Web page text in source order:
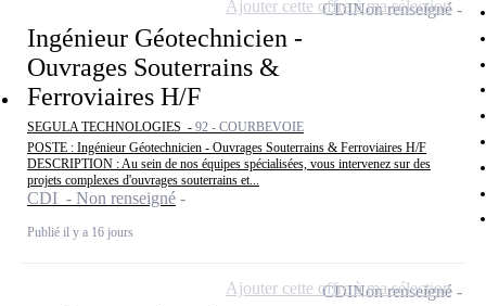
Ingénieur Géotechnicien -
Ouvrages Souterrains &
Ferroviaires H/F
SEGULA TECHNOLOGIES - 92 - COURBEVOIE
POSTE : Ingénieur Géotechnicien - Ouvrages Souterrains & Ferroviaires H/F
DESCRIPTION : Au sein de nos équipes spécialisées, vous intervenez sur des
projets complexes d'ouvrages souterrains et...
CDI - Non renseigné
Publié il y a 16 jours
CDINon renseigné
Ajouter cette offre à ma sélection
CDINon renseigné
Ajouter cette offre à ma sélection